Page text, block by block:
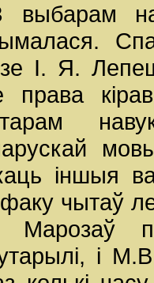
І. Я.
права
іншыя
чытаў
Марозаў
і